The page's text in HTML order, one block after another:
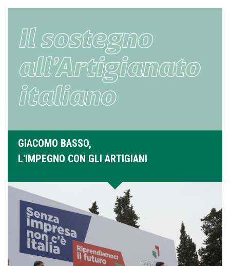
GIACOMO BASSO,
L'IMPEGNO CON GLI ARTIGIANI